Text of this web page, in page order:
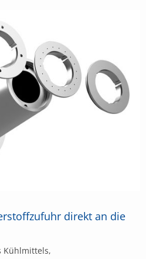
direkt an die
Kühlmittels,